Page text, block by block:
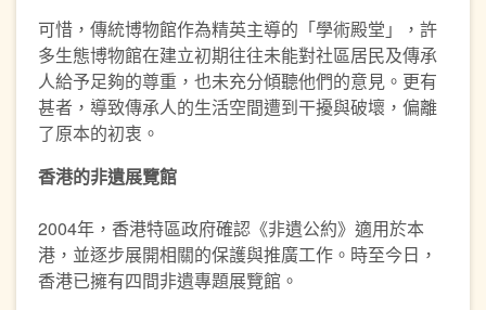
可惜，傳統博物館作為精英主導的「學術殿堂」，許
多生態博物館在建立初期往往未能對社區居民及傳承
人給予足夠的尊重，也未充分傾聽他們的意見。更有
甚者，導致傳承人的生活空間遭到干擾與破壞，偏離
了原本的初衷。
香港的非遺展覽館
2004年，香港特區政府確認《非遺公約》適用於本
港，並逐步展開相關的保護與推廣工作。時至今日，
香港已擁有四間非遺專題展覽館。